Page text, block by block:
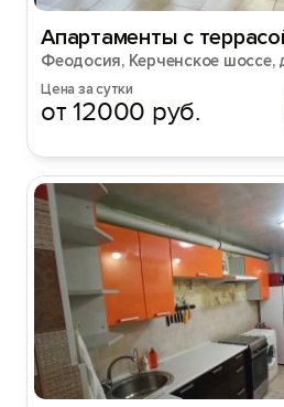
Апартаменты с
Феодосия, Керченское шоссе,
Цена за сутки
от 12000 руб.
Вход на
Войти или
Войти